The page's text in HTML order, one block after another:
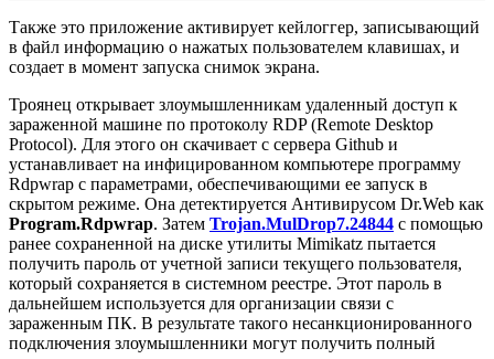
Также это приложение активирует кейлоггер, записывающий
в файл информацию о нажатых пользователем клавишах, и
создает в момент запуска снимок экрана.
Троянец открывает злоумышленникам удаленный доступ к
зараженной машине по протоколу RDP (Remote Desktop
Protocol). Для этого он скачивает с сервера Github и
устанавливает на инфицированном компьютере программу
Rdpwrap с параметрами, обеспечивающими ее запуск в
скрытом режиме. Она детектируется Антивирусом Dr.Web как
Program.Rdpwrap. Затем Trojan.MulDrop7.24844 с помощью
ранее сохраненной на диске утилиты Mimikatz пытается
получить пароль от учетной записи текущего пользователя,
который сохраняется в системном реестре. Этот пароль в
дальнейшем используется для организации связи с
зараженным ПК. В результате такого несанкционированного
подключения злоумышленники могут получить полный